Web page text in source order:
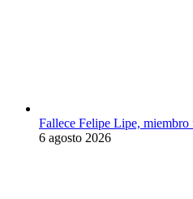
Fallece Felipe Lipe,
6 agosto 2026